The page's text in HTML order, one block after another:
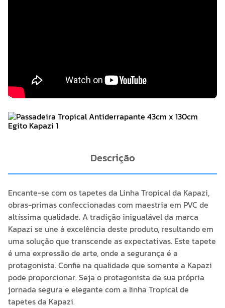
Descrição
Encante-se com os tapetes da Linha Tropical da Kapazi,
obras-primas confeccionadas com maestria em PVC de
altíssima qualidade. A tradição inigualável da marca
Kapazi se une à excelência deste produto, resultando em
uma solução que transcende as expectativas. Este tapete
é uma expressão de arte, onde a segurança é a
protagonista. Confie na qualidade que somente a Kapazi
pode proporcionar. Seja o protagonista da sua própria
jornada segura e elegante com a linha Tropical de
tapetes da Kapazi.